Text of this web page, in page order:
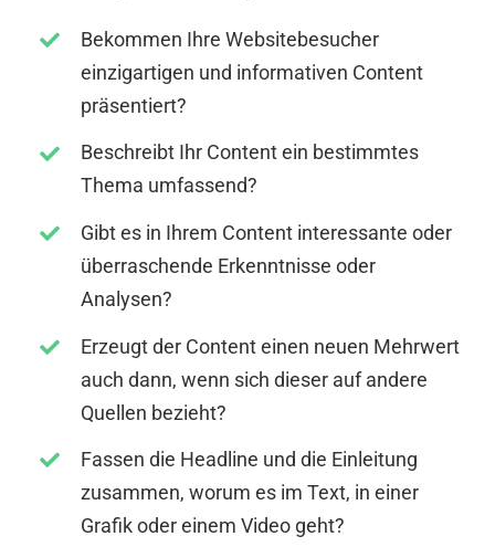
Bekommen Ihre Websitebesucher
einzigartigen und informativen Content
präsentiert?
Beschreibt Ihr Content ein bestimmtes
Thema umfassend?
Gibt es in Ihrem Content interessante oder
überraschende Erkenntnisse oder
Analysen?
Erzeugt der Content einen neuen Mehrwert
auch dann, wenn sich dieser auf andere
Quellen bezieht?
Fassen die Headline und die Einleitung
zusammen, worum es im Text, in einer
Grafik oder einem Video geht?